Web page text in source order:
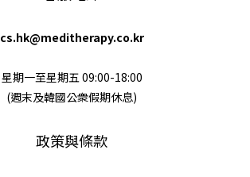
cs.hk@meditherapy.co.kr
星期一至星期五 09:00-18:00
(週末及韓國公衆假期休息)
政策與條款